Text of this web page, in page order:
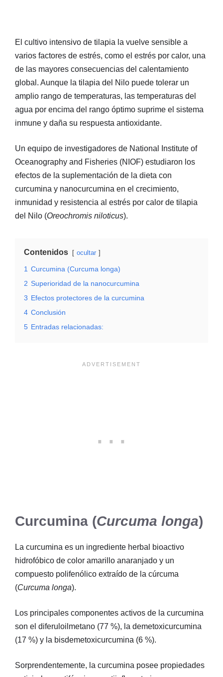
El cultivo intensivo de tilapia la vuelve sensible a
varios factores de estrés, como el estrés por calor, una
de las mayores consecuencias del calentamiento
global. Aunque la tilapia del Nilo puede tolerar un
amplio rango de temperaturas, las temperaturas del
agua por encima del rango óptimo suprime el sistema
inmune y daña su respuesta antioxidante.
Un equipo de investigadores de National Institute of
Oceanography and Fisheries (NIOF) estudiaron los
efectos de la suplementación de la dieta con
curcumina y nanocurcumina en el crecimiento,
inmunidad y resistencia al estrés por calor de tilapia
del Nilo (Oreochromis niloticus).
Contenidos ocultar
1 Curcumina (Curcuma longa)
2 Superioridad de la nanocurcumina
3 Efectos protectores de la curcumina
4 Conclusión
5 Entradas relacionadas:
Curcumina (Curcuma longa)
La curcumina es un ingrediente herbal bioactivo
hidrofóbico de color amarillo anaranjado y un
compuesto polifenólico extraído de la cúrcuma
(Curcuma longa).
Los principales componentes activos de la curcumina
son el diferuloilmetano (77 %), la demetoxicurcumina
(17 %) y la bisdemetoxicurcumina (6 %).
Sorprendentemente, la curcumina posee propiedades